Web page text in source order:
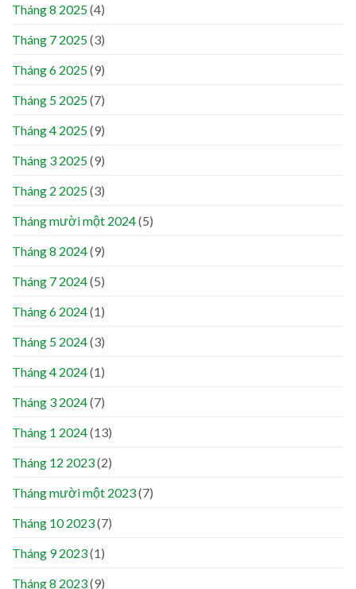
Tháng 8 2025(4)
Tháng 7 2025(3)
Tháng 6 2025(9)
Tháng 5 2025(7)
Tháng 4 2025(9)
Tháng 3 2025(9)
Tháng 2 2025(3)
Tháng mười một 2024(5)
Tháng 8 2024(9)
Tháng 7 2024(5)
Tháng 6 2024(1)
Tháng 5 2024(3)
Tháng 4 2024(1)
Tháng 3 2024(7)
Tháng 1 2024(13)
Tháng 12 2023(2)
Tháng mười một 2023(7)
Tháng 10 2023(7)
Tháng 9 2023(1)
Tháng 8 2023(9)